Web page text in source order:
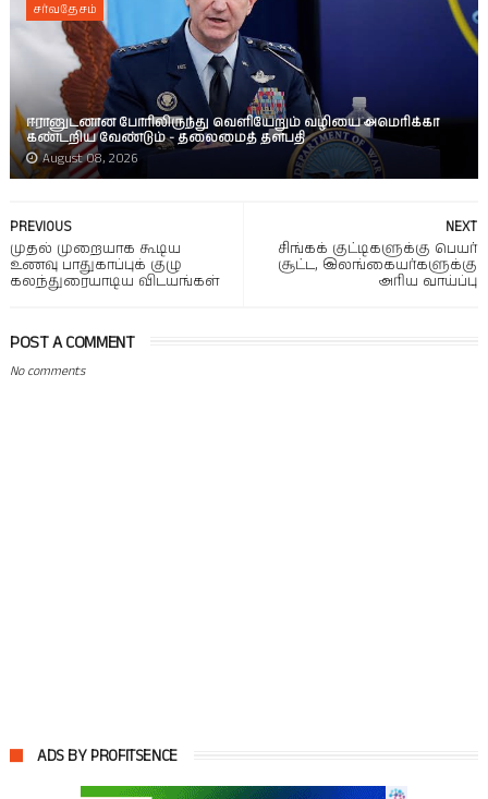
சர்வதேசம்
ஈரானுடனான போரிலிருந்து வெளியேறும் வழியை அமெரிக்கா
கண்டறிய வேண்டும் - தலைமைத் தளபதி
August 08, 2026
NEXT
சிங்கக் குட்டிகளுக்கு பெயர்
சூட்ட, இலங்கையர்களுக்கு
அரிய வாய்ப்பு
PREVIOUS
முதல் முறையாக கூடிய
உணவு பாதுகாப்புக் குழு
கலந்துரையாடிய விடயங்கள்
POST A COMMENT
No comments
ADS BY PROFITSENCE